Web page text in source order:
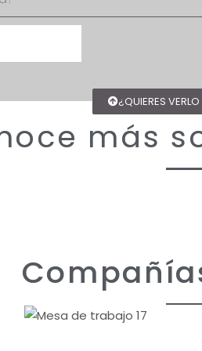
más
¿QUIERES